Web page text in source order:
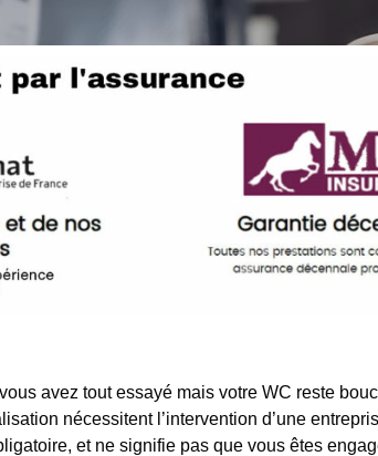
avez tout essayé mais votre WC reste
nécessitent l’intervention d’une
et ne signifie pas que vous êtes